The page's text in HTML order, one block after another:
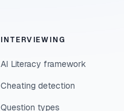
INTERVIEWING
AI Literacy framework
Cheating detection
Question types